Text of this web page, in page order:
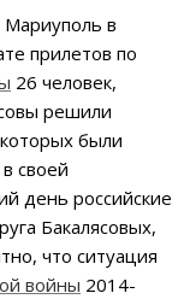
Мариуполь в
прилетов по
26 человек,
решили
были
своей
день российские
Бакалясовых,
что ситуация
войны 2014-